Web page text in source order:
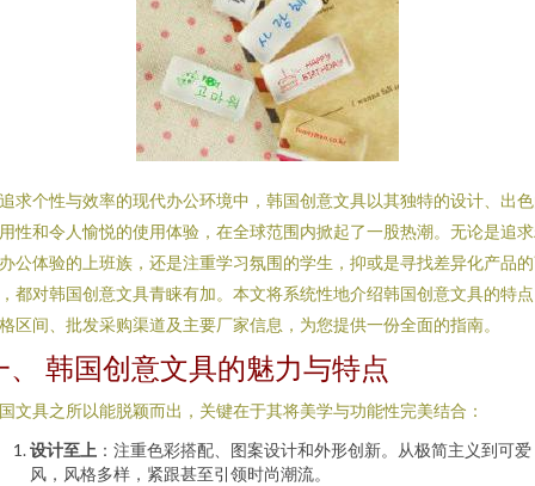
求个性与效率的现代办公环境中，韩国创意文具以其独特的设计、出
性和令人愉悦的使用体验，在全球范围内掀起了一股热潮。无论是追
公体验的上班族，还是注重学习氛围的学生，抑或是寻找差异化产品
都对韩国创意文具青睐有加。本文将系统性地介绍韩国创意文具的特
区间、批发采购渠道及主要厂家信息，为您提供一份全面的指南。
、 韩国创意文具的魅力与特点
文具之所以能脱颖而出，关键在于其将美学与功能性完美结合：
设计至上 ：注重色彩搭配、图案设计和外形创新。从极简主义到可爱
风，风格多样，紧跟甚至引领时尚潮流。